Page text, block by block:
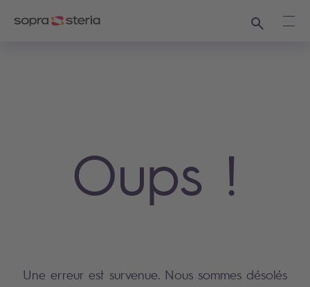
Recherche
Oups !
Une erreur est survenue. Nous sommes désolés